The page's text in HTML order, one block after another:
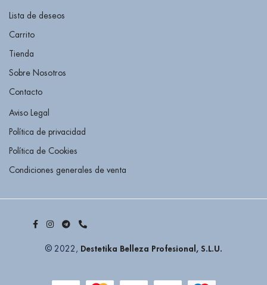
Lista de deseos
Carrito
Tienda
Sobre Nosotros
Contacto
Aviso Legal
Política de privacidad
Política de Cookies
Condiciones generales de venta
© 2022, Destetika Belleza Profesional, S.L.U.